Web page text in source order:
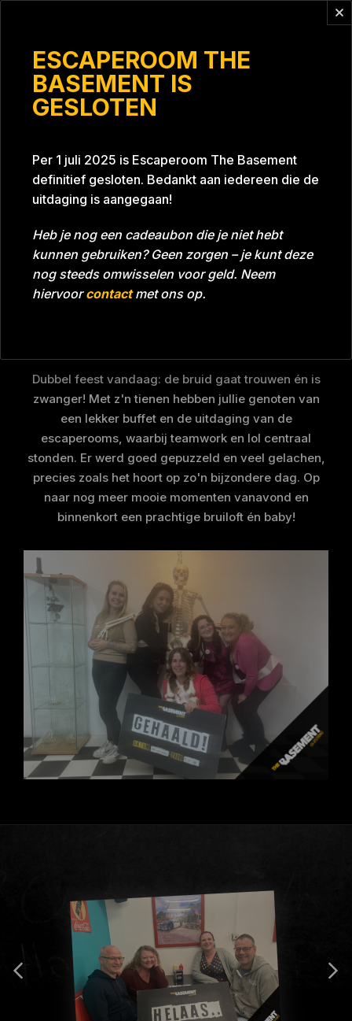
ESCAPEROOM THE
BASEMENT IS
GESLOTEN
Per 1 juli 2025 is Escaperoom The Basement
definitief gesloten. Bedankt aan iedereen die de
uitdaging is aangegaan!
Heb je nog een cadeaubon die je niet hebt
kunnen gebruiken? Geen zorgen – je kunt deze
nog steeds omwisselen voor geld. Neem
hiervoorcontactmet ons op.
Tijd 01:14:28 Datum 05-04-2025
Room Project Blue 26A8
Dubbel feest vandaag: de bruid gaat trouwen én is
zwanger! Met z'n tienen hebben jullie genoten van
een lekker buffet en de uitdaging van de
escaperooms, waarbij teamwork en lol centraal
stonden. Er werd goed gepuzzeld en veel gelachen,
precies zoals het hoort op zo'n bijzondere dag. Op
naar nog meer mooie momenten vanavond en
binnenkort een prachtige bruiloft én baby!